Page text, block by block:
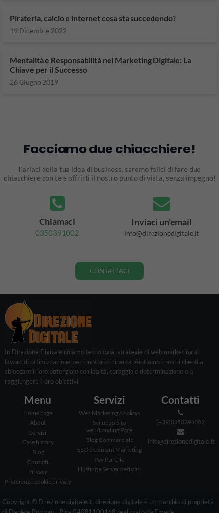
Pirateria, calcio e internet cosa sta succedendo?
19 Dicembre 2022
Mentalità e Responsabilità nel Marketing Digitale: La
Chiave per il Successo
26 Giugno 2019
Facciamo due chiacchiere!
Parlaci della tua idea di business, saremo felici di fare due
chiacchiere con te e offrirti il nostro punto di vista, senza impegno!
Chiamaci
0350391002
Inviaci un'email
info@direzionedigitale.it
CONTATTACI
In Direzione Digitale uniamo tecnologia, strategie di web marketing al
lavoro di ottimizzazione per i motori di ricerca. Aiutiamo i nostri clienti a
sbloccare il loro potenziale con lealtà, coraggio e determinazione e a
raggiungere i loro obiettivi
Menu
Home page
About
Servizi
Case history
Blog
Contatti
Privacy
Preferenze cookie privacy
Servizi
Web Marketing Analisys
Sviluppo Sito
web/Landing Page
Blog Commerciale
SEO e Content Marketing
Pay Per Clic
Hosting e Server dedicati
Contatti
(+39)0350391002
info@direzionedigitale.it
Copyright © Direzione digitale.it, direzione digitale è un marchio di proprietà